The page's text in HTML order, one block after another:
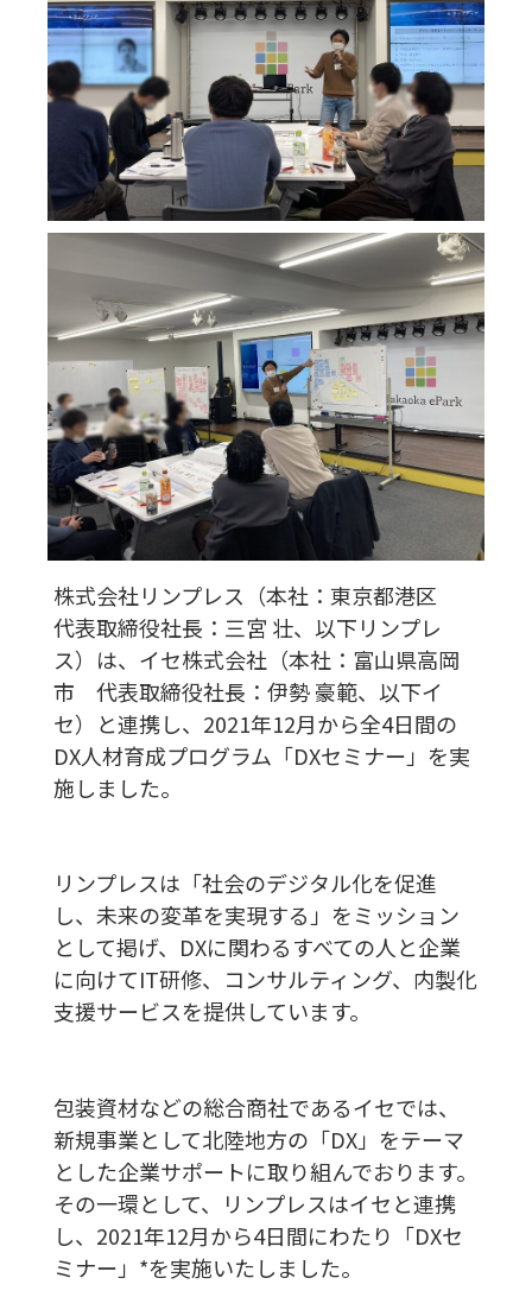
株式会社リンプレス（本社：東京都港区
代表取締役社長：三宮 壮、以下リンプレ
ス）は、イセ株式会社（本社：富山県高岡
市 代表取締役社長：伊勢 豪範、以下イ
セ）と連携し、2021年12月から全4日間の
DX人材育成プログラム「DXセミナー」を実
施しました。
リンプレスは「社会のデジタル化を促進
し、未来の変革を実現する」をミッション
として掲げ、DXに関わるすべての人と企業
に向けてIT研修、コンサルティング、内製化
支援サービスを提供しています。
包装資材などの総合商社であるイセでは、
新規事業として北陸地方の「DX」をテーマ
とした企業サポートに取り組んでおります。
その一環として、リンプレスはイセと連携
し、2021年12月から4日間にわたり「DXセ
ミナー」*を実施いたしました。